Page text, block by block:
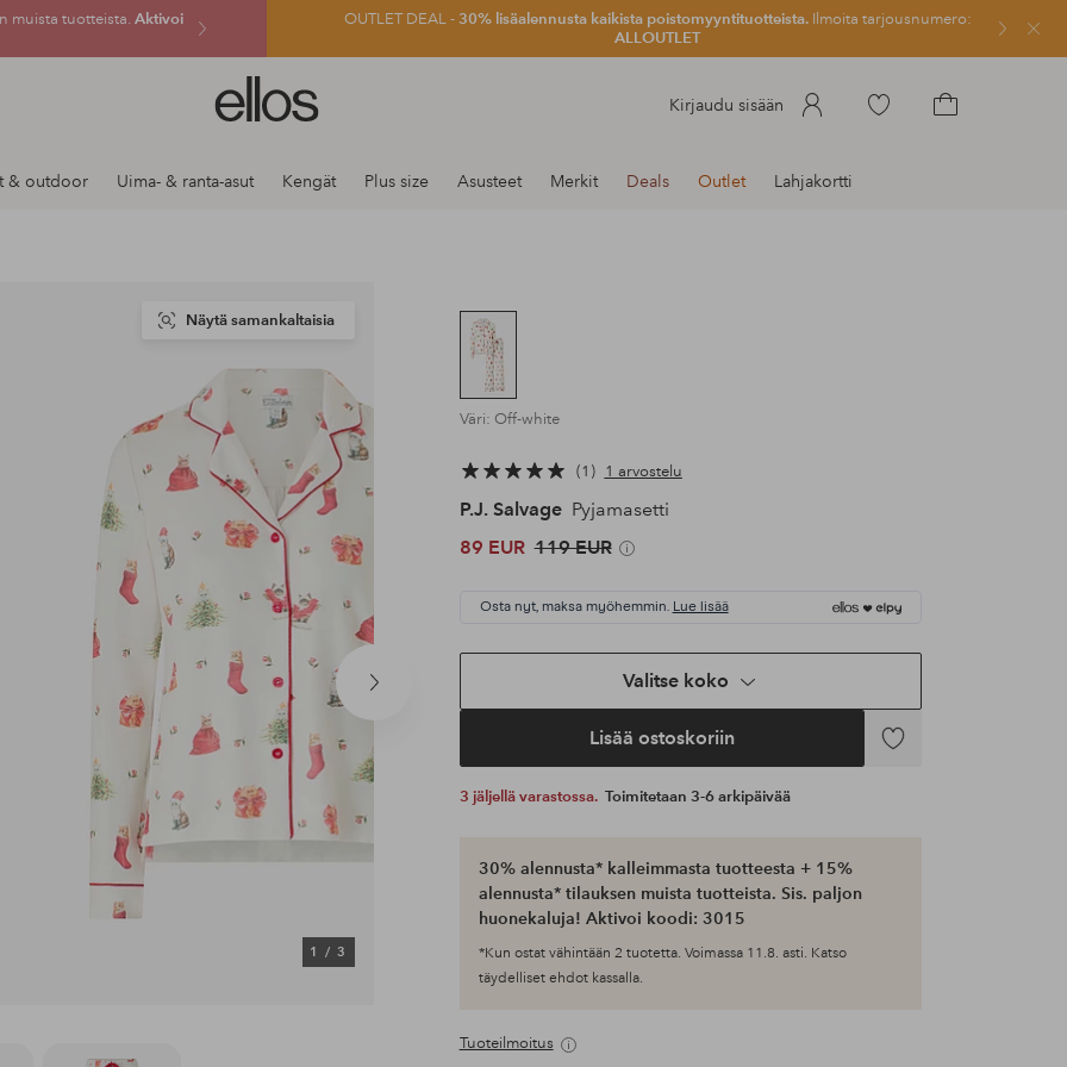
muista tuotteista. Aktivoi OUTLET DEAL -30% lisäalennusta kaikista poistomyyntituotteista.Ilmoita tarjousnumero:
ALLOUTLET
Sulje
Ellos-
logo
siirry
Kirjaudu sisään
Siirry
& outdoor Uima- & ranta-asut Kengät Plus size Asusteet Merkit Deals Outlet Lahjakortti
Seuraava
1/ 3
Näytä samankaltaisia
Väri: Off-white
1 1 arvostelu
P.J. Salvage Pyjamasetti
89 EUR 119 EUR
Osta nyt, maksa myöhemmin. Lue lisää
Valitse koko
Lisää ostoskoriin
Lisää
3 jäljellä varastossa. Toimitetaan 3-6 arkipäivää
30% alennusta* kalleimmasta tuotteesta + 15%
alennusta* tilauksen muista tuotteista. Sis. paljon
huonekaluja! Aktivoi koodi: 3015
*Kun ostat vähintään 2 tuotetta. Voimassa 11.8. asti. Katso
täydelliset ehdot kassalla.
Tuoteilmoitus